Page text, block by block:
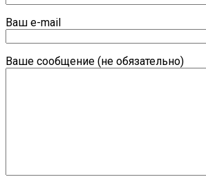
Ваш e-mail
Ваше сообщение (не обязательно)